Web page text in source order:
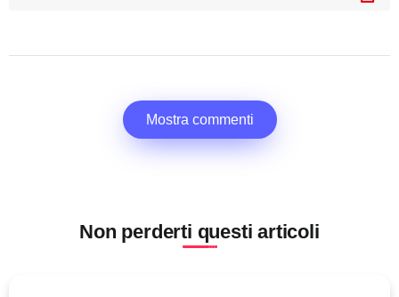
Mostra commenti
Non perderti questi articoli